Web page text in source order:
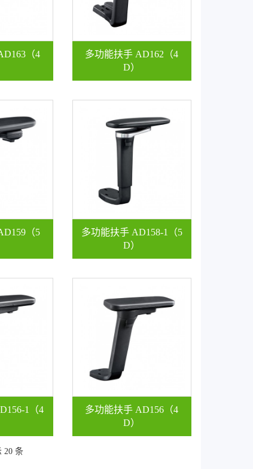
（4
多功能扶手 AD162（4
D）
（5
多功能扶手 AD158-1（5
D）
1（4
多功能扶手 AD156（4
D）
20 条